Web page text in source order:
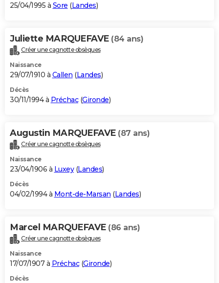
25/04/1995 à Sore (Landes)
Juliette MARQUEFAVE (84 ans)
Créer une cagnotte obsèques
Naissance
29/07/1910 à Callen (Landes)
Décès
30/11/1994 à Préchac(Gironde)
Augustin MARQUEFAVE (87 ans)
Créer une cagnotte obsèques
Naissance
23/04/1906 à Luxey(Landes)
Décès
04/02/1994 à Mont-de-Marsan (Landes)
Marcel MARQUEFAVE (86 ans)
Créer une cagnotte obsèques
Naissance
17/07/1907 à Préchac(Gironde)
Décès